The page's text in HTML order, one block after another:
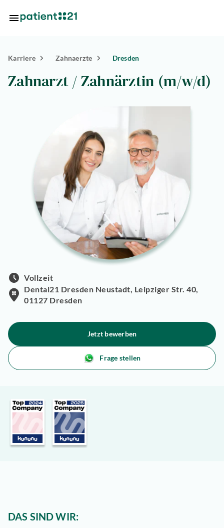
Standorte
Über
Karriere Zahnaerzte Dresden
Zahnarzt / Zahnärztin (m/w/d)
Vollzeit
Dental21 Dresden Neustadt, Leipziger Str. 40,
01127 Dresden
Jetzt bewerben
Frage stellen
DAS SIND WIR: